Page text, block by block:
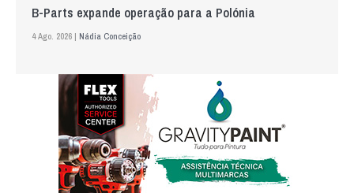
B-Parts expande operação para a Polónia
4 Ago. 2026 | Nádia Conceição